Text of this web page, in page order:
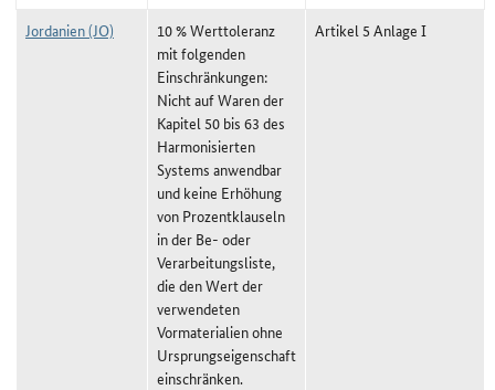
Jordanien (JO)
10 % Werttoleranz
mit folgenden
Einschränkungen:
Nicht auf Waren der
Kapitel 50 bis 63 des
Harmonisierten
Systems anwendbar
und keine Erhöhung
von Prozentklauseln
in der Be- oder
Verarbeitungsliste,
die den Wert der
verwendeten
Vormaterialien ohne
Ursprungseigenschaft
einschränken.
Artikel 5 Anlage I